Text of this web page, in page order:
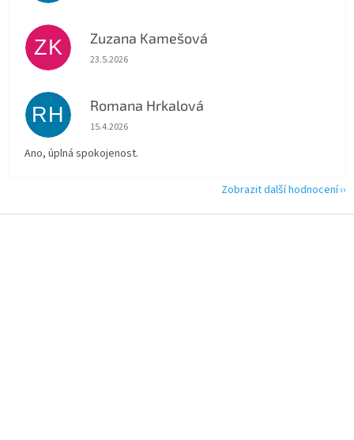
ZK Zuzana Kamešová
Hodnocení obchodu je 5 z 5 hvězdiček.
23.5.2026
RH Romana Hrkalová
Hodnocení obchodu je 5 z 5 hvězdiček.
15.4.2026
Ano, úplná spokojenost.
Zobrazit další hodnocení